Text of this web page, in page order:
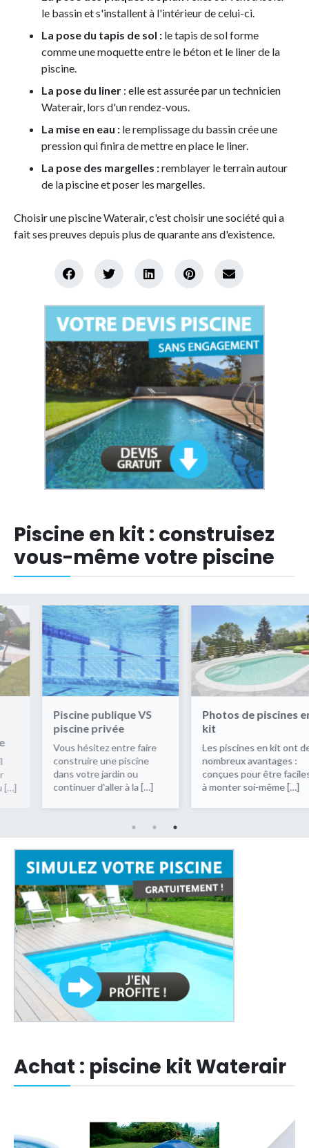
le bassin et s'installent à l'intérieur de celui-ci.
La pose du tapis de sol : le tapis de sol forme
comme une moquette entre le béton et le liner de la
piscine.
La pose du liner : elle est assurée par un technicien
Waterair, lors d'un rendez-vous.
La mise en eau : le remplissage du bassin crée une
pression qui finira de mettre en place le liner.
La pose des margelles :remblayer le terrain autour
de la piscine et poser les margelles.
Choisir une piscine Waterair, c'est choisir une société qui a
fait ses preuves depuis plus de quarante ans d'existence.
Piscine en kit : construisez
vous-même votre piscine
entre faire
piscine
ou
à la […]
Photos de piscines en
kit
Les piscines en kit ont de
nombreux avantages :
conçues pour être faciles
à monter soi-même […]
Piscine en
même
Hors-sol ou
est possible
soi-même,
Achat : piscine kit Waterair